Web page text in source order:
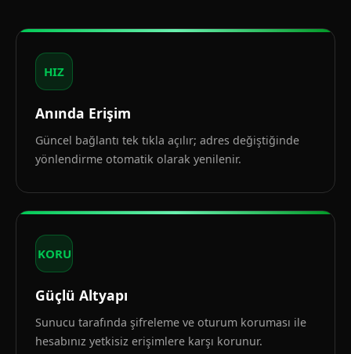
HIZ
Anında Erişim
Güncel bağlantı tek tıkla açılır; adres değiştiğinde
yönlendirme otomatik olarak yenilenir.
KORU
Güçlü Altyapı
Sunucu tarafında şifreleme ve oturum koruması ile
hesabınız yetkisiz erişimlere karşı korunur.